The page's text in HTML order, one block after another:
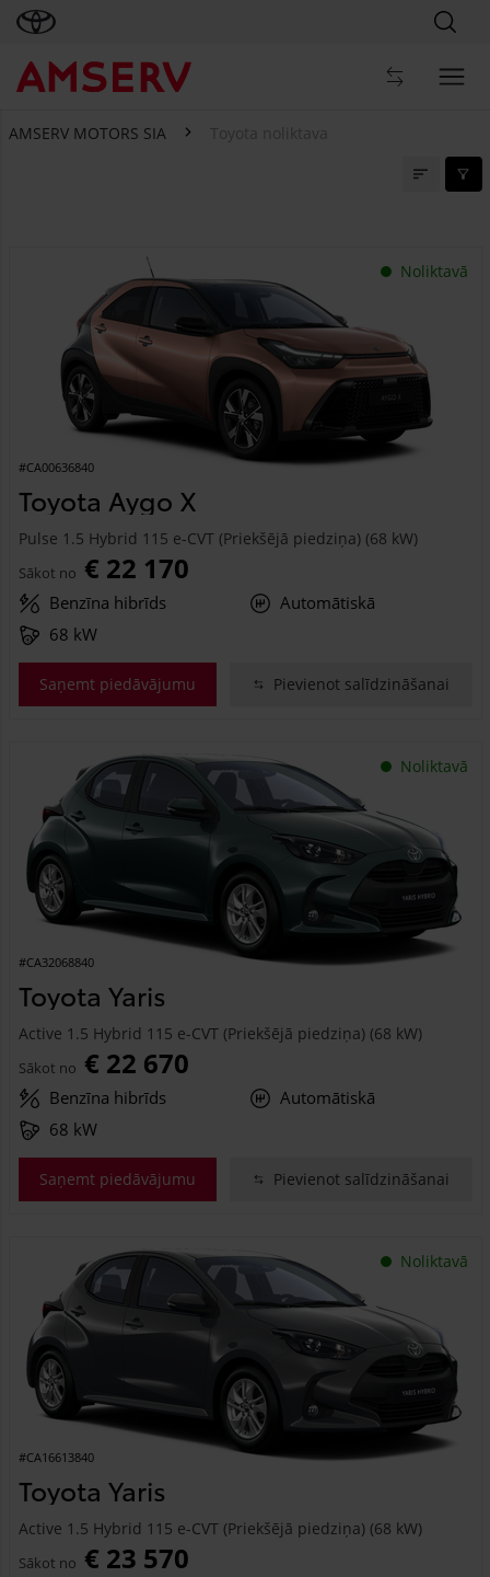
AMSERV MOTORS SIA Toyota noliktava
Noliktavā
#CA00636840
Toyota Aygo X
Pulse 1.5 Hybrid 115 e-CVT (Priekšējā piedziņa) (68 kW)
Sākot no € 22 170
Benzīna hibrīds
Automātiskā
68 kW
Saņemt piedāvājumu Pievienot salīdzināšanai
Noliktavā
#CA32068840
Toyota Yaris
Active 1.5 Hybrid 115 e-CVT (Priekšējā piedziņa) (68 kW)
Sākot no € 22 670
Benzīna hibrīds
Automātiskā
68 kW
Saņemt piedāvājumu Pievienot salīdzināšanai
Noliktavā
#CA16613840
Toyota Yaris
Active 1.5 Hybrid 115 e-CVT (Priekšējā piedziņa) (68 kW)
Sākot no € 23 570